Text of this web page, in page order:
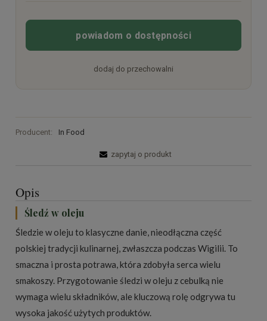
powiadom o dostępności
dodaj do przechowalni
Producent: In Food
zapytaj o produkt
Opis
Śledź w oleju
Śledzie w oleju to klasyczne danie, nieodłączna część
polskiej tradycji kulinarnej, zwłaszcza podczas Wigilii. To
smaczna i prosta potrawa, która zdobyła serca wielu
smakoszy. Przygotowanie śledzi w oleju z cebulką nie
wymaga wielu składników, ale kluczową rolę odgrywa tu
wysoka jakość użytych produktów.